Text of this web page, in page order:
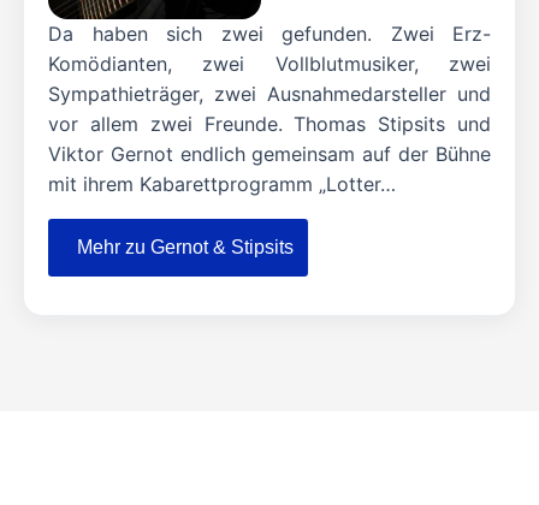
Da haben sich zwei gefunden. Zwei Erz-
Komödianten, zwei Vollblutmusiker, zwei
Sympathieträger, zwei Ausnahmedarsteller und
vor allem zwei Freunde. Thomas Stipsits und
Viktor Gernot endlich gemeinsam auf der Bühne
mit ihrem Kabarettprogramm „Lotter…
Mehr zu Gernot & Stipsits